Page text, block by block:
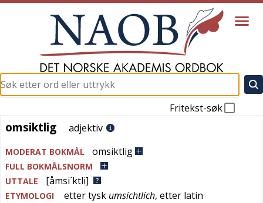
Fritekst-søk
omsiktlig
omsiktlig adjektiv
MODERAT BOKMÅL omsiktlig
FULL BOKMÅLSNORM
UTTALE
[åmsi´ktli]
ETYMOLOGI ettertysk umsichtlich, etter latin